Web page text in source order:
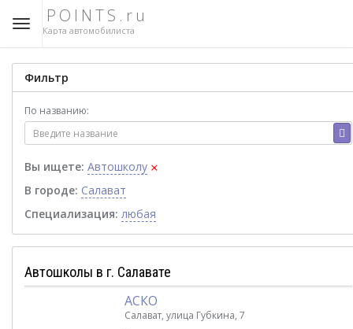
POINTS.ru
Карта автомобилиста
Фильтр
По названию:
Вы ищете: Автошколу ×
В городе: Салават
Специализация: любая
Автошколы в г. Салавате
АСКО
Салават, улица Губкина, 7